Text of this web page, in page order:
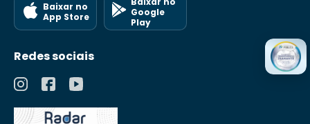
Baixar no
App Store
Google
Play
Redes sociais